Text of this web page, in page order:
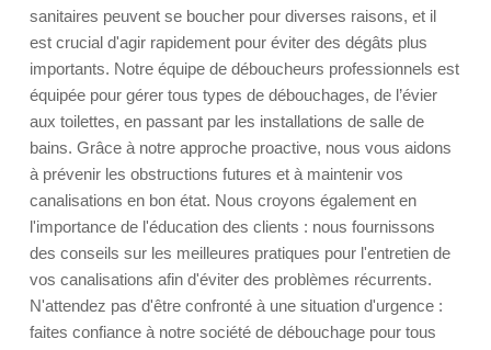
sanitaires peuvent se boucher pour diverses raisons, et il
est crucial d'agir rapidement pour éviter des dégâts plus
importants. Notre équipe de déboucheurs professionnels est
équipée pour gérer tous types de débouchages, de l’évier
aux toilettes, en passant par les installations de salle de
bains. Grâce à notre approche proactive, nous vous aidons
à prévenir les obstructions futures et à maintenir vos
canalisations en bon état. Nous croyons également en
l'importance de l'éducation des clients : nous fournissons
des conseils sur les meilleures pratiques pour l'entretien de
vos canalisations afin d'éviter des problèmes récurrents.
N'attendez pas d'être confronté à une situation d'urgence :
faites confiance à notre société de débouchage pour tous